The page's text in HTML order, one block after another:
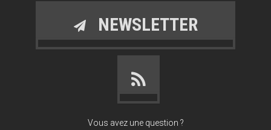
NEWSLETTER
Vous avez une question ?